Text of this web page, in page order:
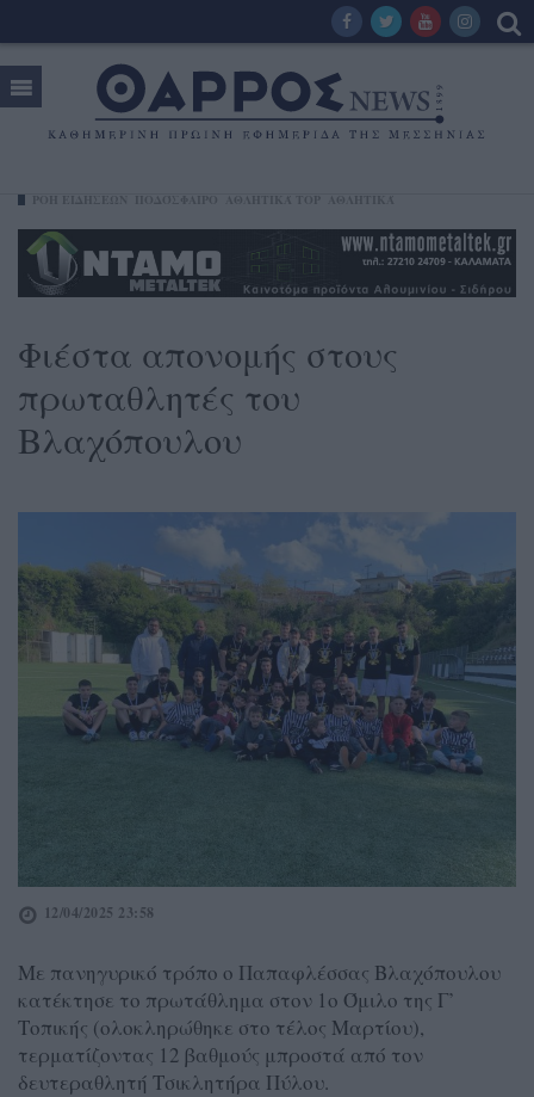
Φιέστα απονομής στους
πρωταθλητές του
Βλαχόπουλου
12/04/2025 23:58
Με πανηγυρικό τρόπο ο Παπαφλέσσας Βλαχόπουλου
κατέκτησε το πρωτάθλημα στον 1ο Όμιλο της Γ’
Τοπικής (ολοκληρώθηκε στο τέλος Μαρτίου),
τερματίζοντας 12 βαθμούς μπροστά από τον
δευτεραθλητή Τσικλητήρα Πύλου.